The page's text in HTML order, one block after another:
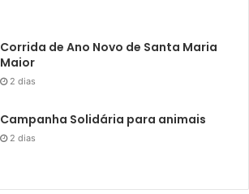
Corrida de Ano Novo de Santa Maria
Maior
2 dias
Campanha Solidária para animais
2 dias